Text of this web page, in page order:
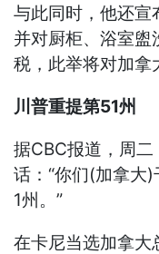
与此同时，他还宣
并对厨柜、浴室盥
税，此举将对加拿
川普重提第51州
据CBC报道，周
话：“你们(加拿大
1州。”
在卡尼当选加拿大